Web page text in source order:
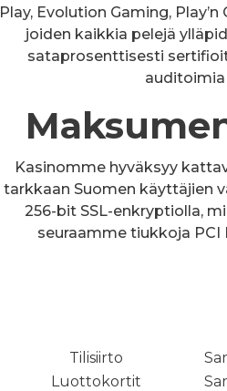
Play, Evolution Gaming,
joiden kaikkia pelejä
sataprosenttisesti
Kasinomme hyväksyy
tarkkaan Suomen käyttäjien
256-bit SSL-enkryptiolla,
seuraamme tiukkoja
Tilisiirto
Luottokortit